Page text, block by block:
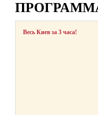
Весь Киев за 3 часа!